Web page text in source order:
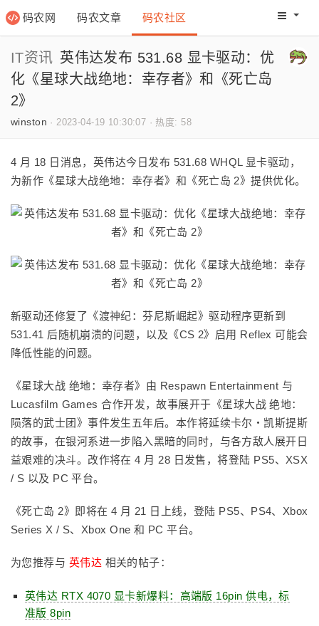
码农网 码农文章 码农社区 码农网
IT资讯 英伟达发布 531.68 显卡驱动：优
化《星球大战绝地：幸存者》和《死亡岛
2》
winston ·2023-04-19 10:30:07 · 热度: 58
4 月 18 日消息，英伟达今日发布 531.68 WHQL 显卡驱动，
为新作《星球大战绝地：幸存者》和《死亡岛 2》提供优化。
新驱动还修复了《渡神纪：芬尼斯崛起》驱动程序更新到
531.41 后随机崩溃的问题，以及《CS 2》启用 Reflex 可能会
降低性能的问题。
《星球大战 绝地：幸存者》由 Respawn Entertainment 与
Lucasfilm Games 合作开发，故事展开于《星球大战 绝地：
陨落的武士团》事件发生五年后。本作将延续卡尔・凯斯提斯
的故事，在银河系进一步陷入黑暗的同时，与各方敌人展开日
益艰难的决斗。改作将在 4 月 28 日发售，将登陆 PS5、XSX
/ S 以及 PC 平台。
《死亡岛 2》即将在 4 月 21 日上线，登陆 PS5、PS4、Xbox
Series X / S、Xbox One 和 PC 平台。
为您推荐与 英伟达 相关的帖子：
英伟达 RTX 4070 显卡新爆料：高端版 16pin 供电，标
准版 8pin